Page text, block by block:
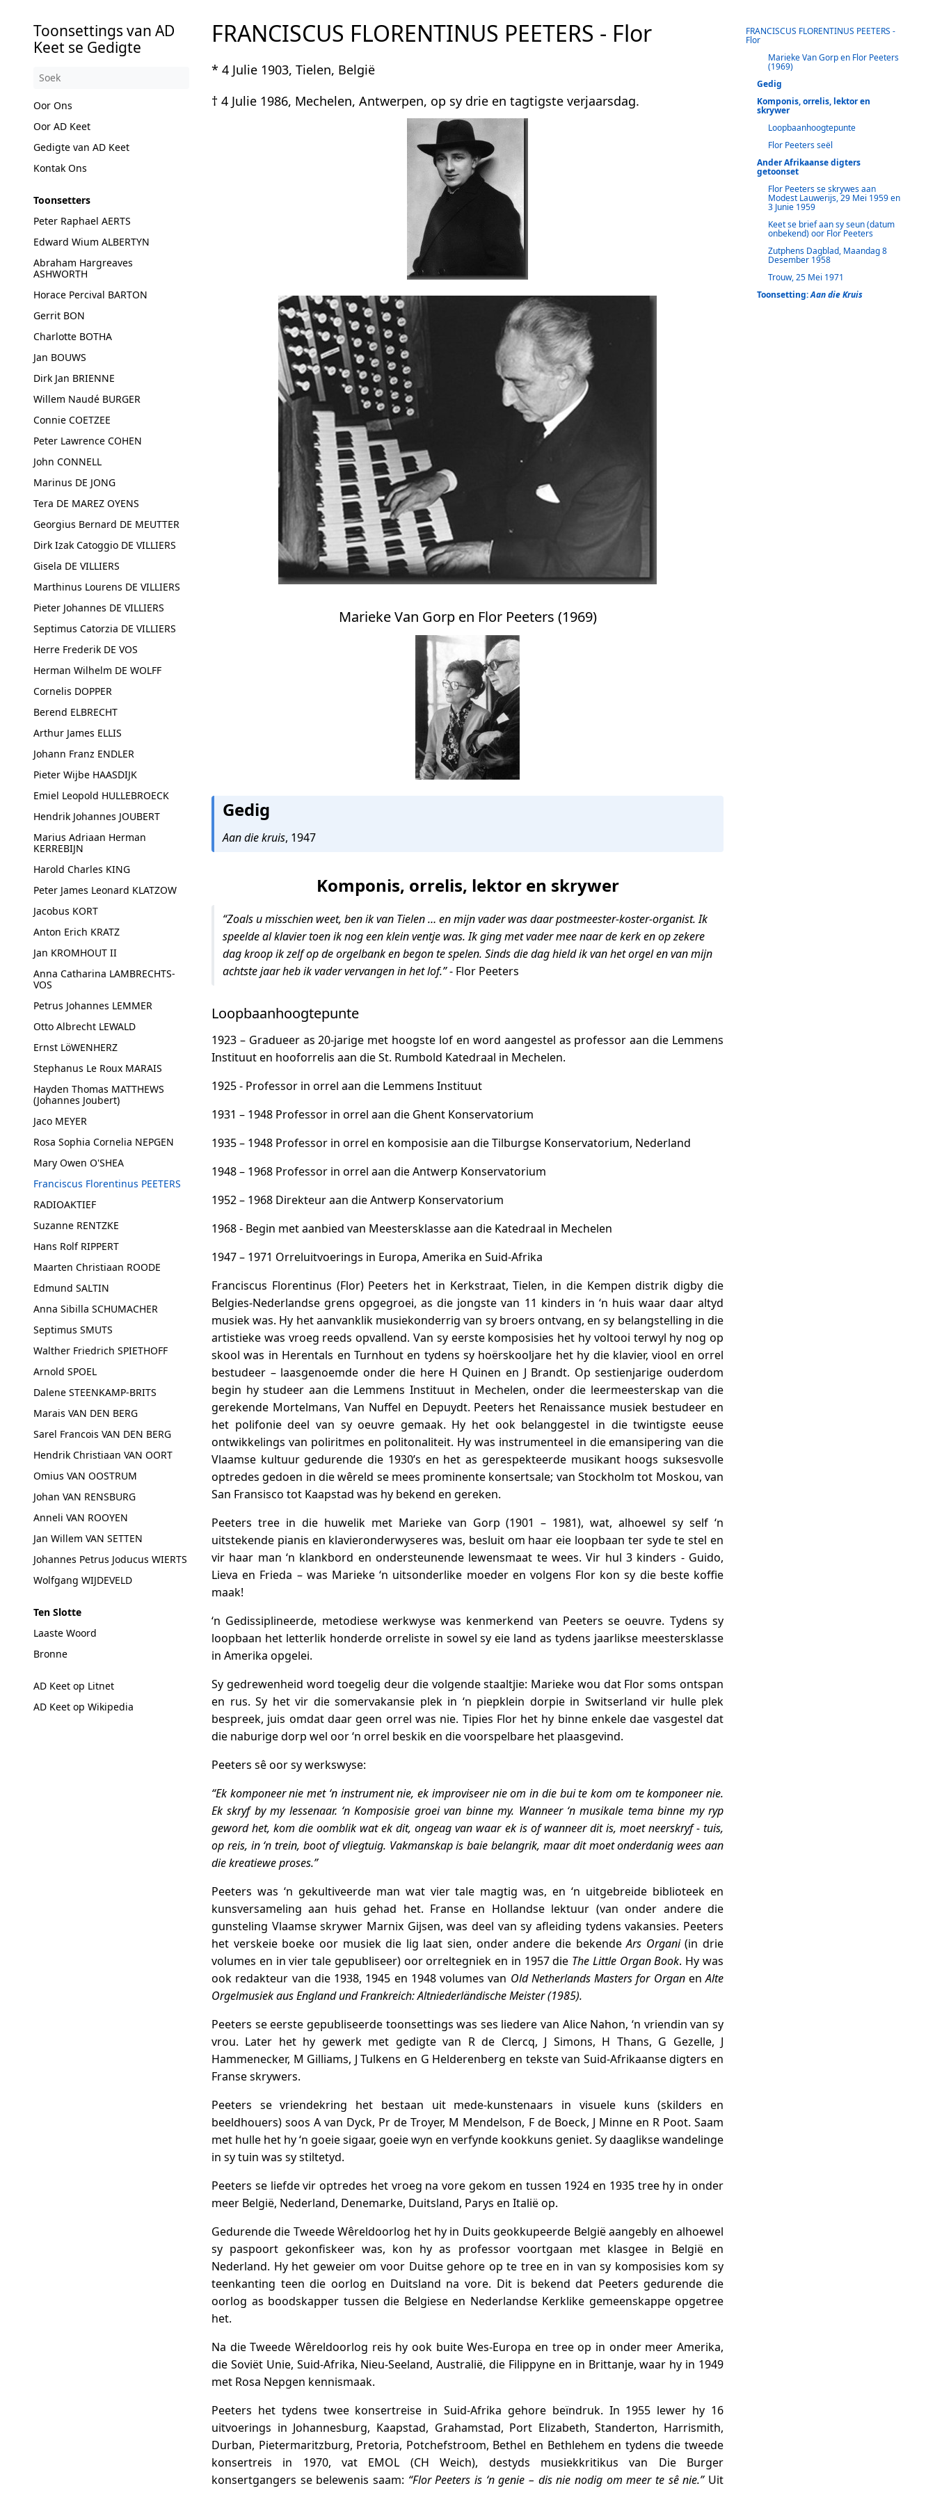
Toonsettings van AD
Keet se Gedigte
Oor Ons
Oor AD Keet
Gedigte van AD Keet
Kontak Ons
Toonsetters
Peter Raphael AERTS
Edward Wium ALBERTYN
Abraham Hargreaves
ASHWORTH
Horace Percival BARTON
Gerrit BON
Charlotte BOTHA
Jan BOUWS
Dirk Jan BRIENNE
Willem Naudé BURGER
Connie COETZEE
Peter Lawrence COHEN
John CONNELL
Marinus DE JONG
Tera DE MAREZ OYENS
Georgius Bernard DE MEUTTER
Dirk Izak Catoggio DE VILLIERS
Gisela DE VILLIERS
Marthinus Lourens DE VILLIERS
Pieter Johannes DE VILLIERS
Septimus Catorzia DE VILLIERS
Herre Frederik DE VOS
Herman Wilhelm DE WOLFF
Cornelis DOPPER
Berend ELBRECHT
Arthur James ELLIS
Johann Franz ENDLER
Pieter Wijbe HAASDIJK
Emiel Leopold HULLEBROECK
Hendrik Johannes JOUBERT
Marius Adriaan Herman
KERREBIJN
Harold Charles KING
Peter James Leonard KLATZOW
Jacobus KORT
Anton Erich KRATZ
Jan KROMHOUT II
Anna Catharina LAMBRECHTS-
VOS
Petrus Johannes LEMMER
Otto Albrecht LEWALD
Ernst LöWENHERZ
Stephanus Le Roux MARAIS
Hayden Thomas MATTHEWS
(Johannes Joubert)
Jaco MEYER
Rosa Sophia Cornelia NEPGEN
Mary Owen O'SHEA
Franciscus Florentinus PEETERS
RADIOAKTIEF
Suzanne RENTZKE
Hans Rolf RIPPERT
Maarten Christiaan ROODE
Edmund SALTIN
Anna Sibilla SCHUMACHER
Septimus SMUTS
Walther Friedrich SPIETHOFF
Arnold SPOEL
Dalene STEENKAMP-BRITS
Marais VAN DEN BERG
Sarel Francois VAN DEN BERG
Hendrik Christiaan VAN OORT
Omius VAN OOSTRUM
Johan VAN RENSBURG
Anneli VAN ROOYEN
Jan Willem VAN SETTEN
Johannes Petrus Joducus WIERTS
Wolfgang WIJDEVELD
Ten Slotte
Laaste Woord
Bronne
AD Keet op Litnet
AD Keet op Wikipedia
FRANCISCUS FLORENTINUS PEETERS - Flor
* 4 Julie 1903, Tielen, België
† 4 Julie 1986, Mechelen, Antwerpen, op sy drie en tagtigste verjaarsdag.
Marieke Van Gorp en Flor Peeters (1969)
Gedig
Aan die kruis, 1947
Komponis, orrelis, lektor en skrywer
“Zoals u misschien weet, ben ik van Tielen … en mijn vader was daar postmeester-koster-organist. Ik
speelde al klavier toen ik nog een klein ventje was. Ik ging met vader mee naar de kerk en op zekere
dag kroop ik zelf op de orgelbank en begon te spelen. Sinds die dag hield ik van het orgel en van mijn
achtste jaar heb ik vader vervangen in het lof.”- Flor Peeters
Loopbaanhoogtepunte
1923 – Gradueer as 20-jarige met hoogste lof en word aangestel as professor aan die Lemmens
Instituut en hooforrelis aan die St. Rumbold Katedraal in Mechelen.
1925 - Professor in orrel aan die Lemmens Instituut
1931 – 1948 Professor in orrel aan die Ghent Konservatorium
1935 – 1948 Professor in orrel en komposisie aan die Tilburgse Konservatorium, Nederland
1948 – 1968 Professor in orrel aan die Antwerp Konservatorium
1952 – 1968 Direkteur aan die Antwerp Konservatorium
1968 - Begin met aanbied van Meestersklasse aan die Katedraal in Mechelen
1947 – 1971 Orreluitvoerings in Europa, Amerika en Suid-Afrika
Franciscus Florentinus (Flor) Peeters het in Kerkstraat, Tielen, in die Kempen distrik digby die
Belgies-Nederlandse grens opgegroei, as die jongste van 11 kinders in ‘n huis waar daar altyd
musiek was. Hy het aanvanklik musiekonderrig van sy broers ontvang, en sy belangstelling in die
artistieke was vroeg reeds opvallend. Van sy eerste komposisies het hy voltooi terwyl hy nog op
skool was in Herentals en Turnhout en tydens sy hoërskooljare het hy die klavier, viool en orrel
bestudeer – laasgenoemde onder die here H Quinen en J Brandt. Op sestienjarige ouderdom
begin hy studeer aan die Lemmens Instituut in Mechelen, onder die leermeesterskap van die
gerekende Mortelmans, Van Nuffel en Depuydt. Peeters het Renaissance musiek bestudeer en
het polifonie deel van sy oeuvre gemaak. Hy het ook belanggestel in die twintigste eeuse
ontwikkelings van poliritmes en politonaliteit. Hy was instrumenteel in die emansipering van die
Vlaamse kultuur gedurende die 1930’s en het as gerespekteerde musikant hoogs suksesvolle
optredes gedoen in die wêreld se mees prominente konsertsale; van Stockholm tot Moskou, van
San Fransisco tot Kaapstad was hy bekend en gereken.
Peeters tree in die huwelik met Marieke van Gorp (1901 – 1981), wat, alhoewel sy self ‘n
uitstekende pianis en klavieronderwyseres was, besluit om haar eie loopbaan ter syde te stel en
vir haar man ‘n klankbord en ondersteunende lewensmaat te wees. Vir hul 3 kinders - Guido,
Lieva en Frieda – was Marieke ‘n uitsonderlike moeder en volgens Flor kon sy die beste koffie
maak!
‘n Gedissiplineerde, metodiese werkwyse was kenmerkend van Peeters se oeuvre. Tydens sy
loopbaan het letterlik honderde orreliste in sowel sy eie land as tydens jaarlikse meestersklasse
in Amerika opgelei.
Sy gedrewenheid word toegelig deur die volgende staaltjie: Marieke wou dat Flor soms ontspan
en rus. Sy het vir die somervakansie plek in ‘n piepklein dorpie in Switserland vir hulle plek
bespreek, juis omdat daar geen orrel was nie. Tipies Flor het hy binne enkele dae vasgestel dat
die naburige dorp wel oor ‘n orrel beskik en die voorspelbare het plaasgevind.
Peeters sê oor sy werkswyse:
“Ek komponeer nie met ‘n instrument nie, ek improviseer nie om in die bui te kom om te komponeer nie.
Ek skryf by my lessenaar. ‘n Komposisie groei van binne my. Wanneer ‘n musikale tema binne my ryp
geword het, kom die oomblik wat ek dit, ongeag van waar ek is of wanneer dit is, moet neerskryf - tuis,
op reis, in ‘n trein, boot of vliegtuig. Vakmanskap is baie belangrik, maar dit moet onderdanig wees aan
die kreatiewe proses.”
Peeters was ‘n gekultiveerde man wat vier tale magtig was, en ‘n uitgebreide biblioteek en
kunsversameling aan huis gehad het. Franse en Hollandse lektuur (van onder andere die
gunsteling Vlaamse skrywer Marnix Gijsen, was deel van sy afleiding tydens vakansies. Peeters
het verskeie boeke oor musiek die lig laat sien, onder andere die bekendeArs Organi(in drie
volumes en in vier tale gepubliseer) oor orreltegniek en in 1957 die The Little Organ Book. Hy was
ook redakteur van die 1938, 1945 en 1948 volumes van Old Netherlands Masters for OrganenAlte
Orgelmusiek aus England und Frankreich: Altniederländische Meister (1985).
Peeters se eerste gepubliseerde toonsettings was ses liedere van Alice Nahon, ‘n vriendin van sy
vrou. Later het hy gewerk met gedigte van R de Clercq, J Simons, H Thans, G Gezelle, J
Hammenecker, M Gilliams, J Tulkens en G Helderenberg en tekste van Suid-Afrikaanse digters en
Franse skrywers.
Peeters se vriendekring het bestaan uit mede-kunstenaars in visuele kuns (skilders en
beeldhouers) soos A van Dyck, Pr de Troyer, M Mendelson, F de Boeck, J Minne en R Poot. Saam
met hulle het hy ‘n goeie sigaar, goeie wyn en verfynde kookkuns geniet. Sy daaglikse wandelinge
in sy tuin was sy stiltetyd.
Peeters se liefde vir optredes het vroeg na vore gekom en tussen 1924 en 1935 tree hy in onder
meer België, Nederland, Denemarke, Duitsland, Parys en Italië op.
Gedurende die Tweede Wêreldoorlog het hy in Duits geokkupeerde België aangebly en alhoewel
sy paspoort gekonfiskeer was, kon hy as professor voortgaan met klasgee in België en
Nederland. Hy het geweier om voor Duitse gehore op te tree en in van sy komposisies kom sy
teenkanting teen die oorlog en Duitsland na vore. Dit is bekend dat Peeters gedurende die
oorlog as boodskapper tussen die Belgiese en Nederlandse Kerklike gemeenskappe opgetree
het.
Na die Tweede Wêreldoorlog reis hy ook buite Wes-Europa en tree op in onder meer Amerika,
die Soviët Unie, Suid-Afrika, Nieu-Seeland, Australië, die Filippyne en in Brittanje, waar hy in 1949
met Rosa Nepgen kennismaak.
Peeters het tydens twee konsertreise in Suid-Afrika gehore beïndruk. In 1955 lewer hy 16
uitvoerings in Johannesburg, Kaapstad, Grahamstad, Port Elizabeth, Standerton, Harrismith,
Durban, Pietermaritzburg, Pretoria, Potchefstroom, Bethel en Bethlehem en tydens die tweede
konsertreis in 1970, vat EMOL (CH Weich), destyds musiekkritikus van Die Burger
konsertgangers se belewenis saam: “Flor Peeters is ‘n genie – dis nie nodig om meer te sê nie.”Uit
FRANCISCUS FLORENTINUS PEETERS -
Flor
Marieke Van Gorp en Flor Peeters
(1969)
Gedig
Komponis, orrelis, lektor en
skrywer
Loopbaanhoogtepunte
Flor Peeters seël
Ander Afrikaanse digters
getoonset
Flor Peeters se skrywes aan
Modest Lauwerijs, 29 Mei 1959 en
3 Junie 1959
Keet se brief aan sy seun (datum
onbekend) oor Flor Peeters
Zutphens Dagblad, Maandag 8
Desember 1958
Trouw, 25 Mei 1971
Toonsetting:Aan die Kruis